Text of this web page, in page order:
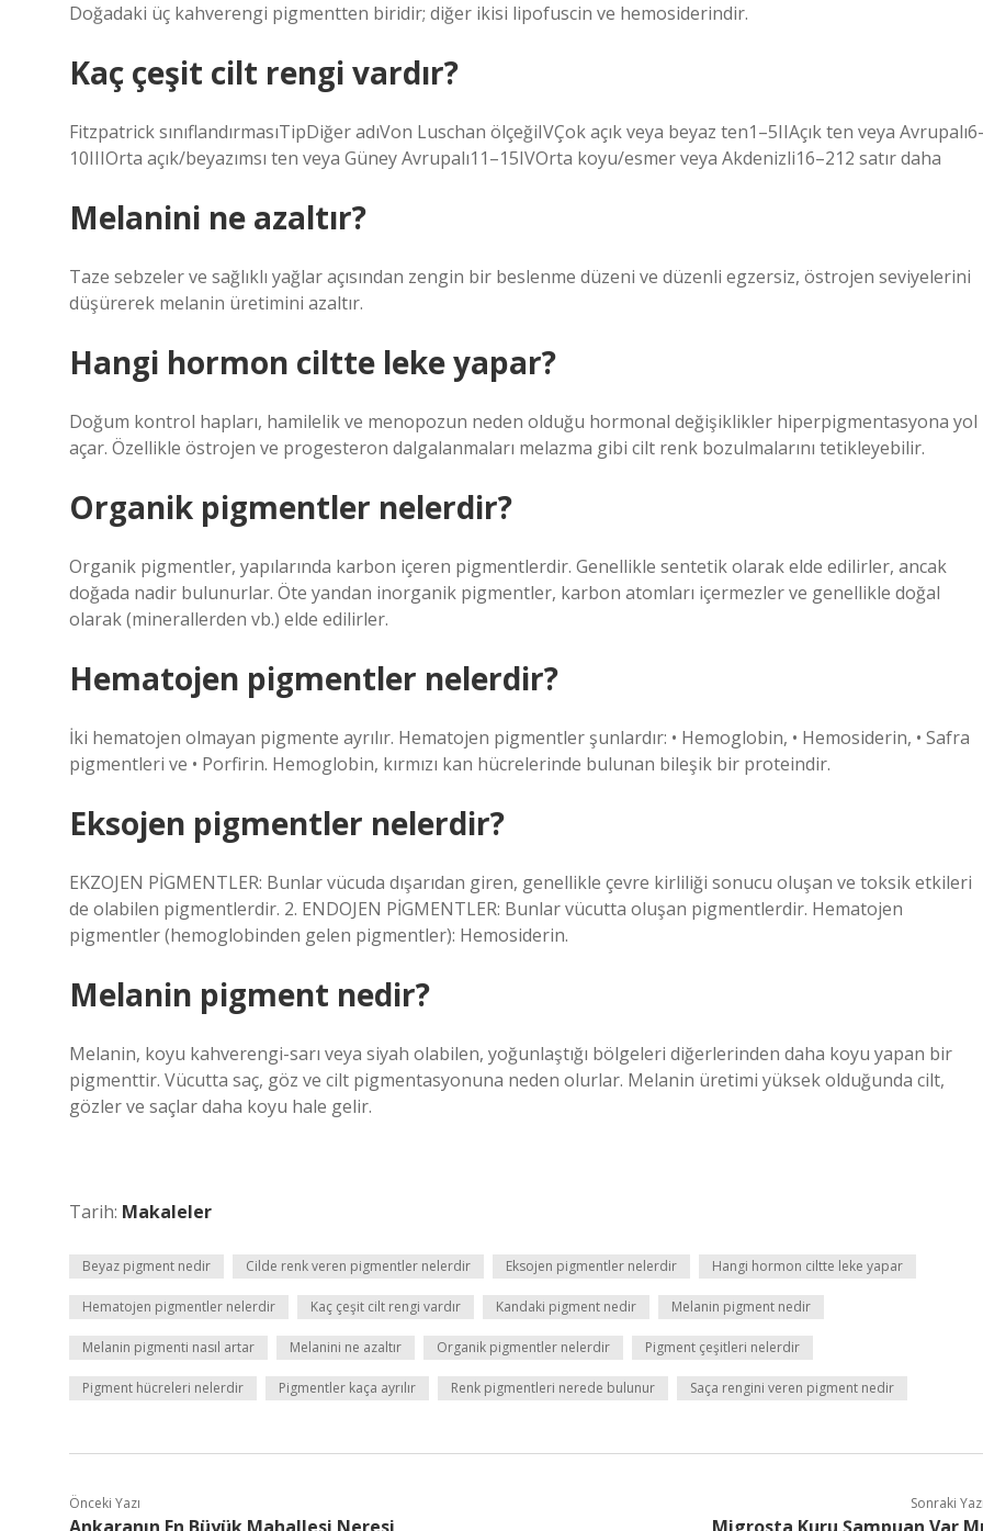
Doğadaki üç kahverengi pigmentten biridir; diğer ikisi lipofuscin ve hemosiderindir.
Kaç çeşit cilt rengi vardır?
Fitzpatrick sınıflandırmasıTipDiğer adıVon Luschan ölçeğiIVÇok açık veya beyaz ten1–5IIAçık ten veya
10IIIOrta açık/beyazımsı ten veya Güney Avrupalı11–15IVOrta koyu/esmer veya Akdenizli16–212 satır daha
Melanini ne azaltır?
Taze sebzeler ve sağlıklı yağlar açısından zengin bir beslenme düzeni ve düzenli egzersiz, östrojen seviyelerini
düşürerek melanin üretimini azaltır.
Hangi hormon ciltte leke yapar?
Doğum kontrol hapları, hamilelik ve menopozun neden olduğu hormonal değişiklikler hiperpigmentasyona yol
açar. Özellikle östrojen ve progesteron dalgalanmaları melazma gibi cilt renk bozulmalarını tetikleyebilir.
Organik pigmentler nelerdir?
Organik pigmentler, yapılarında karbon içeren pigmentlerdir. Genellikle sentetik olarak elde edilirler, ancak
doğada nadir bulunurlar. Öte yandan inorganik pigmentler, karbon atomları içermezler ve genellikle doğal
olarak (minerallerden vb.) elde edilirler.
Hematojen pigmentler nelerdir?
İki hematojen olmayan pigmente ayrılır. Hematojen pigmentler şunlardır: • Hemoglobin, • Hemosiderin, • Safra
pigmentleri ve • Porfirin. Hemoglobin, kırmızı kan hücrelerinde bulunan bileşik bir proteindir.
Eksojen pigmentler nelerdir?
EKZOJEN PİGMENTLER: Bunlar vücuda dışarıdan giren, genellikle çevre kirliliği sonucu oluşan ve toksik etkileri
de olabilen pigmentlerdir. 2. ENDOJEN PİGMENTLER: Bunlar vücutta oluşan pigmentlerdir. Hematojen
pigmentler (hemoglobinden gelen pigmentler): Hemosiderin.
Melanin pigment nedir?
Melanin, koyu kahverengi-sarı veya siyah olabilen, yoğunlaştığı bölgeleri diğerlerinden daha koyu yapan bir
pigmenttir. Vücutta saç, göz ve cilt pigmentasyonuna neden olurlar. Melanin üretimi yüksek olduğunda cilt,
gözler ve saçlar daha koyu hale gelir.
Tarih: Makaleler
Beyaz pigment nedir Cilde renk veren pigmentler nelerdir Eksojen pigmentler nelerdir Hangi hormon ciltte leke yapar
Hematojen pigmentler nelerdir Kaç çeşit cilt rengi vardır Kandaki pigment nedir Melanin pigment nedir
Melanin pigmenti nasıl artar Melanini ne azaltır Organik pigmentler nelerdir Pigment çeşitleri nelerdir
Pigment hücreleri nelerdir Pigmentler kaça ayrılır Renk pigmentleri nerede bulunur Saça rengini veren pigment nedir
Önceki Yazı Sonraki